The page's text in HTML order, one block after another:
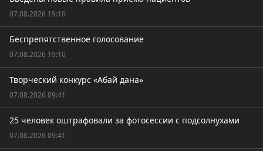
07.08.2026 19:10
Беспрепятственное голосование
07.08.2026 19:10
Творческий конкурс «Абай дана»
07.08.2026 09:41
25 человек оштрафовали за фотосессии с подсолнухами
07.08.2026 09:41